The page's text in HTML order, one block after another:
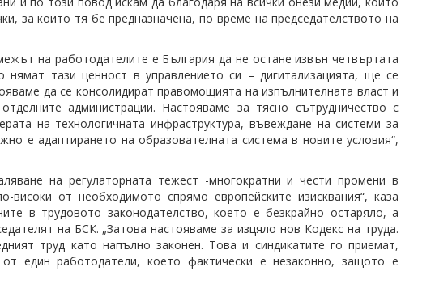
за които тя бе предназнaчена, по време на председателството на
на работодателите е България да не остане извън четвъртата
нямат тази ценност в управлението си – дигитализацията, ще се
да се консолидират правомощията на изпълнителната власт и
администрации. Настояваме за тясно сътрудничество с
на технологичната инфраструктура, въвеждане на системи за
е адаптирането на образователната система в новите условия“,
на регулаторната тежест -многократни и чести промени в
от необходимото спрямо европейските изисквания“, каза
в трудовото законодателство, което е безкрайно остаряло, а
на БСК. „Затова настояваме за изцяло нов Кодекс на труда.
труд като напълно законен. Това и синдикатите го приемат,
един работодатели, което фактически е незаконно, защото е